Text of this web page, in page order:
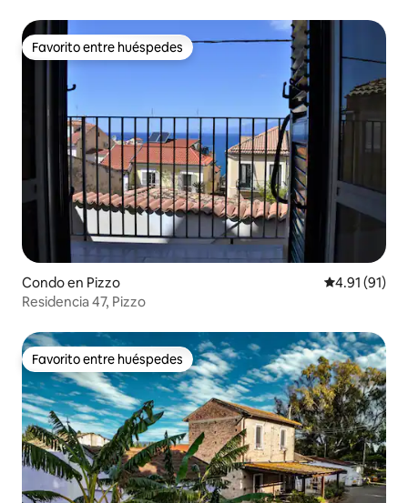
Favorito entre huéspedes
Favorito entre huéspedes
Condo en Pizzo Calificación
4.91 (91)
Residencia 47, Pizzo
Favorito entre huéspedes
Favorito entre huéspedes